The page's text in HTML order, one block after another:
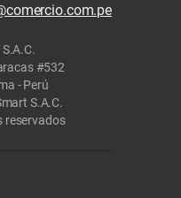
#532
- Perú
S.A.C.
reservados